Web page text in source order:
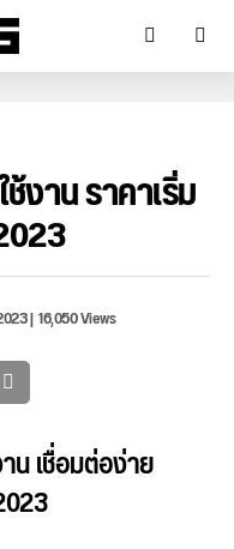
งาน ราคาเริ่ม
|16,050 Views
น เชื่อมต่อง่าย